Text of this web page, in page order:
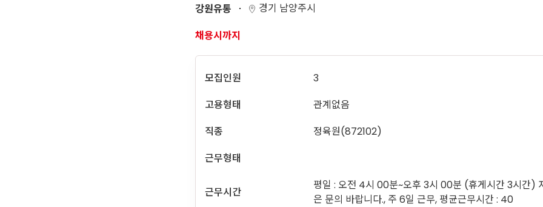
강원유통
경기 남양주시
채용시까지
모집인원
3
고용형태
관계없음
직종
정육원(872102)
근무형태
근무시간
평일 : 오전 4시 00분~오후 3시 00분 (휴게시간 3시간)
은 문의 바랍니다., 주 6일 근무, 평균근무시간 : 40